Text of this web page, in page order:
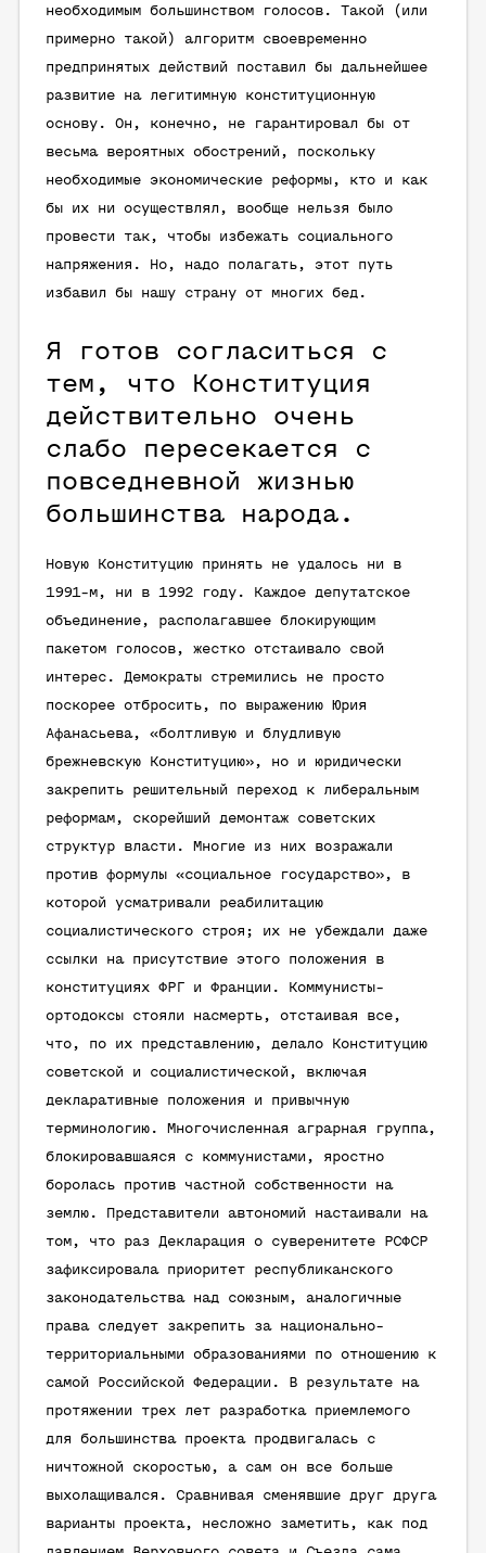
необходимым большинством голосов. Такой (или
примерно такой) алгоритм своевременно
предпринятых действий поставил бы дальнейшее
развитие на легитимную конституционную
основу. Он, конечно, не гарантировал бы от
весьма вероятных обострений, поскольку
необходимые экономические реформы, кто и как
бы их ни осуществлял, вообще нельзя было
провести так, чтобы избежать социального
напряжения. Но, надо полагать, этот путь
избавил бы нашу страну от многих бед.
Я готов согласиться с
тем, что Конституция
действительно очень
слабо пересекается с
повседневной жизнью
большинства народа.
Новую Конституцию принять не удалось ни в
1991-м, ни в 1992 году. Каждое депутатское
объединение, располагавшее блокирующим
пакетом голосов, жестко отстаивало свой
интерес. Демократы стремились не просто
поскорее отбросить, по выражению Юрия
Афанасьева, «болтливую и блудливую
брежневскую Конституцию», но и юридически
закрепить решительный переход к либеральным
реформам, скорейший демонтаж советских
структур власти. Многие из них возражали
против формулы «социальное государство», в
которой усматривали реабилитацию
социалистического строя; их не убеждали даже
ссылки на присутствие этого положения в
конституциях ФРГ и Франции. Коммунисты-
ортодоксы стояли насмерть, отстаивая все,
что, по их представлению, делало Конституцию
советской и социалистической, включая
декларативные положения и привычную
терминологию. Многочисленная аграрная группа,
блокировавшаяся с коммунистами, яростно
боролась против частной собственности на
землю. Представители автономий настаивали на
том, что раз Декларация о суверенитете РСФСР
зафиксировала приоритет республиканского
законодательства над союзным, аналогичные
права следует закрепить за национально-
территориальными образованиями по отношению к
самой Российской Федерации. В результате на
протяжении трех лет разработка приемлемого
для большинства проекта продвигалась с
ничтожной скоростью, а сам он все больше
выхолащивался. Сравнивая сменявшие друг друга
варианты проекта, несложно заметить, как под